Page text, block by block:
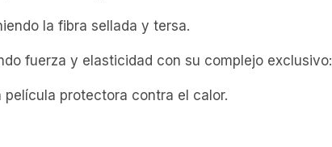
la fibra sellada y tersa.
fuerza y elasticidad con su complejo exclusivo:
película protectora contra el calor.